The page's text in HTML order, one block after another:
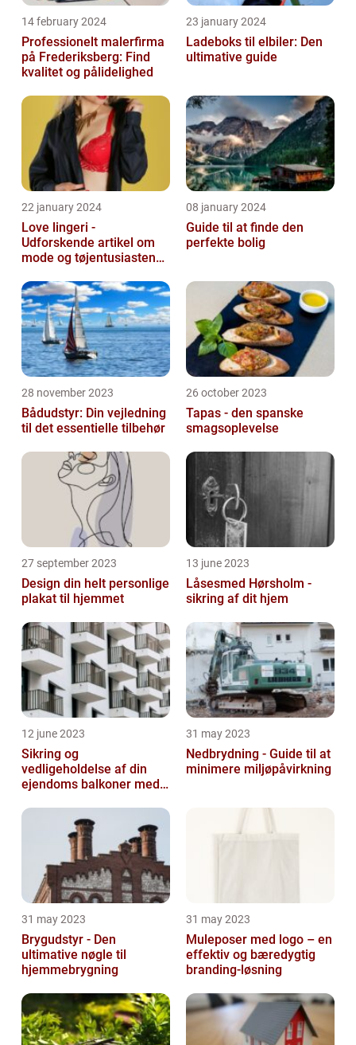
14 february 2024
Professionelt malerfirma
på Frederiksberg: Find
kvalitet og pålidelighed
23 january 2024
Ladeboks til elbiler: Den
ultimative guide
22 january 2024
Love lingeri -
Udforskende artikel om
mode og tøjentusiastens
08 january 2024
Guide til at finde den
perfekte bolig
28 november 2023
Bådudstyr: Din vejledning
til det essentielle tilbehør
26 october 2023
Tapas - den spanske
smagsoplevelse
27 september 2023
Design din helt personlige
plakat til hjemmet
13 june 2023
Låsesmed Hørsholm -
sikring af dit hjem
12 june 2023
Sikring og
vedligeholdelse af din
ejendoms balkoner med
31 may 2023
Nedbrydning - Guide til at
minimere miljøpåvirkning
31 may 2023
Brygudstyr - Den
ultimative nøgle til
hjemmebrygning
31 may 2023
Muleposer med logo – en
effektiv og bæredygtig
branding-løsning